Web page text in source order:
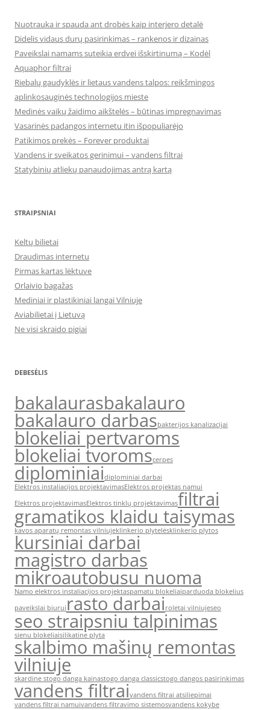
Nuotrauka ir spauda ant drobės kaip interjero detalė
Didelis vidaus durų pasirinkimas – rankenos ir dizainas
Paveikslai namams suteikia erdvei išskirtinumą – Kodėl
Aquaphor filtrai
Riebalų gaudyklės ir lietaus vandens talpos: reikšmingos
aplinkosauginės technologijos mieste
Medinės vaikų žaidimo aikštelės – būtinas impregnavimas
Vasarinės padangos internetu itin išpopuliarėjo
Patikimos prekės – Forever produktai
Vandens ir sveikatos gerinimui – vandens filtrai
Statybinių atliekų panaudojimas antrą kartą
STRAIPSNIAI
Keltų bilietai
Draudimas internetu
Pirmas kartas lėktuve
Orlaivio bagažas
Mediniai ir plastikiniai langai Vilniuje
Aviabilietai į Lietuvą
Ne visi skraido pigiai
DEBESĖLIS
bakalaurasbakalauro
bakalauro darbasbakterijos kanalizacijai
blokeliai pertvaroms
blokeliai tvoromscerpes
diplominiaidiplominiai darbai
Elektros instaliacijos projektavimasElektros projektas namui
Elektros projektavimasElektros tinklų projektavimasfiltrai
gramatikos klaidu taisymas
kavos aparatų remontas vilniujeklinkerio plytelėsklinkerio plytos
kursiniai darbai
magistro darbas
mikroautobusu nuoma
Namo elektros instaliacijos projektaspamatu blokeliaiparduoda blokelius
paveikslai biurui rasto darbai roletai vilniujeseo
seo straipsniu talpinimas
sienu blokeliaisilikatine plyta
skalbimo mašinų remontas
vilniuje
skardine stogo danga kainastogo danga classicstogo dangos pasirinkimas
vandens filtraivandens filtrai atsiliepimai
vandens filtrai namuivandens filtravimo sistemosvandens kokybe